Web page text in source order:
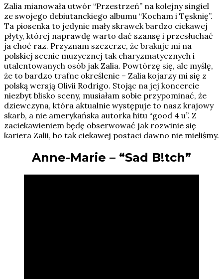
Zalia mianowała utwór “Przestrzeń” na kolejny singiel
ze swojego debiutanckiego albumu “Kocham i Tęsknię”.
Ta piosenka to jedynie mały skrawek bardzo ciekawej
płyty, której naprawdę warto dać szansę i przesłuchać
ja choć raz. Przyznam szczerze, że brakuje mi na
polskiej scenie muzycznej tak charyzmatycznych i
utalentowanych osób jak Zalia. Powtórzę się, ale myślę,
że to bardzo trafne określenie – Zalia kojarzy mi się z
polską wersją Olivii Rodrigo. Stojąc na jej koncercie
niezbyt blisko sceny, musiałam sobie przypominać, że
dziewczyna, która aktualnie występuje to nasz krajowy
skarb, a nie amerykańska autorka hitu “good 4 u”. Z
zaciekawieniem będę obserwować jak rozwinie się
kariera Zalii, bo tak ciekawej postaci dawno nie mieliśmy.
Anne-Marie – “Sad B!tch”